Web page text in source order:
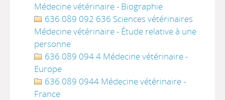
Médecine vétérinaire - Biographie
636.089 092 636 Sciences vétérinaires
Médecine vétérinaire - Étude relative à une
personne
636.089 094 4 Médecine vétérinaire -
Europe
636.089 0944 Médecine vétérinaire -
France